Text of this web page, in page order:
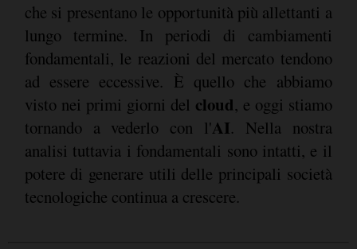
che si presentano le opportunità più allettanti a
lungo termine. In periodi di cambiamenti
fondamentali, le reazioni del mercato tendono
ad essere eccessive. È quello che abbiamo
visto nei primi giorni del cloud, e oggi stiamo
tornando a vederlo con l'AI. Nella nostra
analisi tuttavia i fondamentali sono intatti, e il
potere di generare utili delle principali società
tecnologiche continua a crescere.